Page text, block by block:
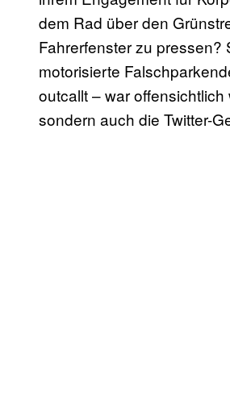
dem Rad über den
Fahrerfenster zu
motorisierte
outcallt – war
sondern auch die Twitter-